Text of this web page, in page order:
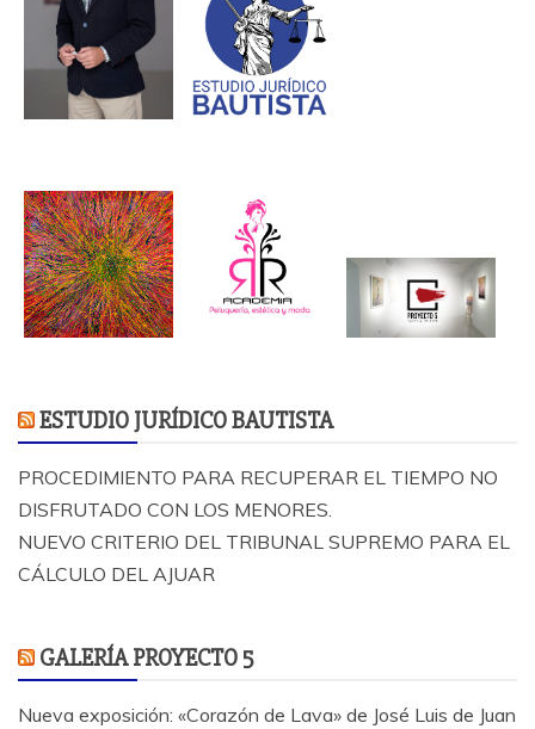
ESTUDIO JURÍDICO BAUTISTA
PROCEDIMIENTO PARA RECUPERAR EL TIEMPO NO
DISFRUTADO CON LOS MENORES.
NUEVO CRITERIO DEL TRIBUNAL SUPREMO PARA EL
CÁLCULO DEL AJUAR
GALERÍA PROYECTO 5
Nueva exposición: «Corazón de Lava» de José Luis de Juan